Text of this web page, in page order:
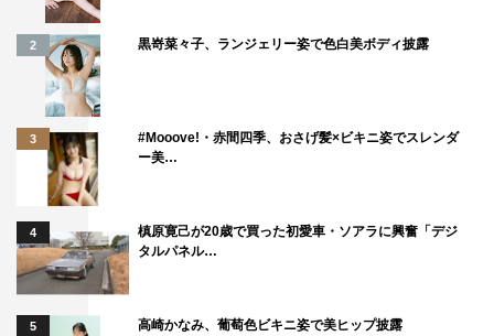
2 黒嵜菜々子、ランジェリー姿で色白美ボディ披露
3
#Mooove!・赤間四季、おさげ髪×ビキニ姿でスレンダ
ー美…
4
槙原寛己が20歳で買った初愛車・ソアラに興奮「デジ
タルパネル…
5 高崎かなみ、葡萄色ビキニ姿で美ヒップ披露